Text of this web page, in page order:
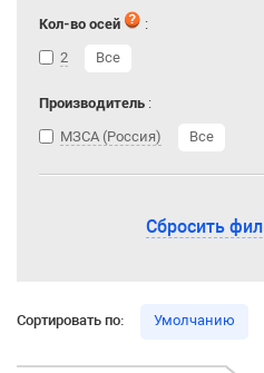
Кол-во осей
:
2
Все
Производитель :
МЗСА (Россия)
Все
Сбросить
Сортировать по: Умолчанию